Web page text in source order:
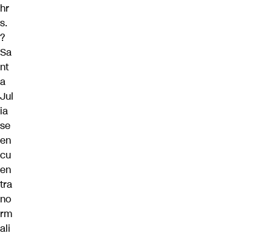
hr
s.
?
Sa
nt
a
Jul
ia
se
en
cu
en
tra
no
rm
ali